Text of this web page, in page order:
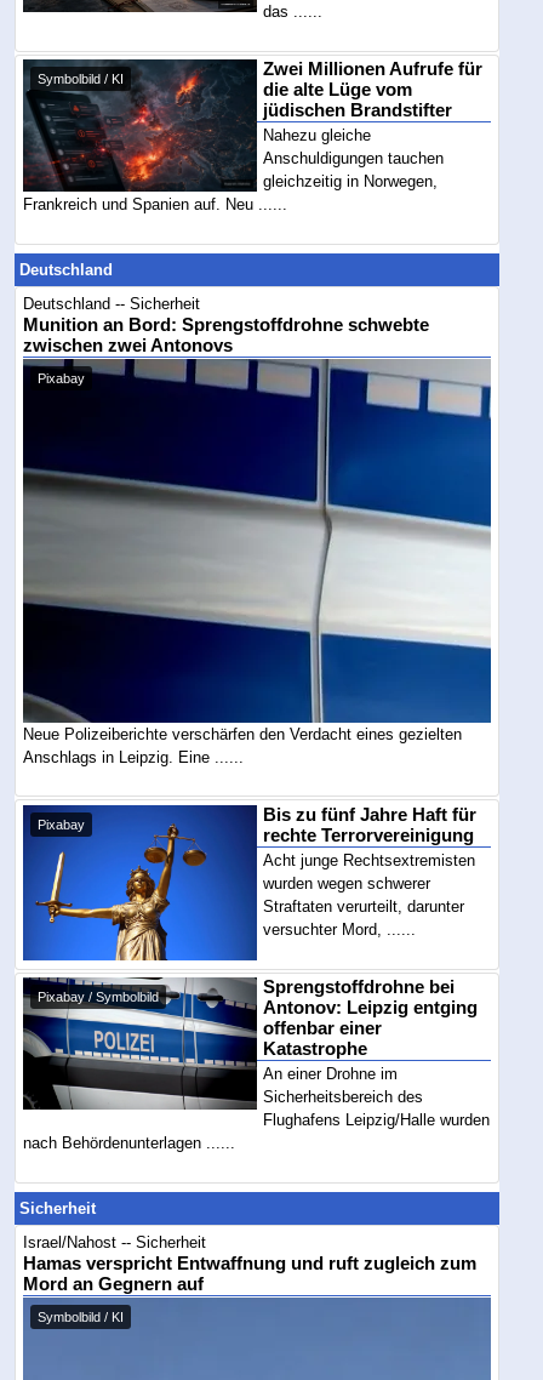
das ......
Symbolbild / KI
Zwei Millionen Aufrufe für
die alte Lüge vom
jüdischen Brandstifter
Nahezu gleiche
Anschuldigungen tauchen
gleichzeitig in Norwegen,
Frankreich und Spanien auf. Neu ......
Deutschland
Deutschland -- Sicherheit
Munition an Bord: Sprengstoffdrohne schwebte
zwischen zwei Antonovs
Pixabay
Neue Polizeiberichte verschärfen den Verdacht eines gezielten
Anschlags in Leipzig. Eine ......
Pixabay
Bis zu fünf Jahre Haft für
rechte Terrorvereinigung
Acht junge Rechtsextremisten
wurden wegen schwerer
Straftaten verurteilt, darunter
versuchter Mord, ......
Pixabay / Symbolbild
Sprengstoffdrohne bei
Antonov: Leipzig entging
offenbar einer
Katastrophe
An einer Drohne im
Sicherheitsbereich des
Flughafens Leipzig/Halle wurden
nach Behördenunterlagen ......
Sicherheit
Israel/Nahost -- Sicherheit
Hamas verspricht Entwaffnung und ruft zugleich zum
Mord an Gegnern auf
Symbolbild / KI